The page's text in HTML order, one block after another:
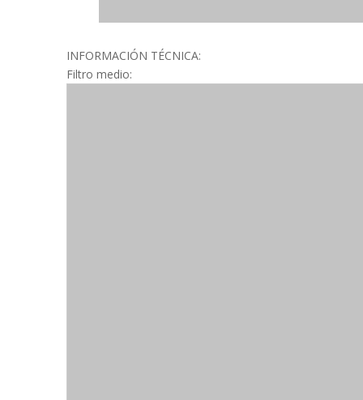
INFORMACIÓN TÉCNICA:
Filtro medio: